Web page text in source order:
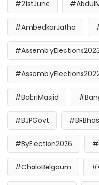
#21stJune
#AmbedkarJatha
#AssemblyElections2023
#BabriMasjid
#BJPGovt
#ByElection2026
#ChaloBelgaum